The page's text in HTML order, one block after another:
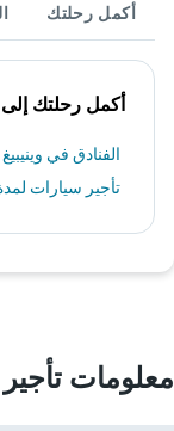
أكمل رحلتك
أكمل رحلتك إلى
الفنادق في وينيبيغ
تأجير سيارات
معلومات